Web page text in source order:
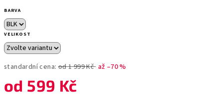
BARVA
VELIKOST
standardní cena: od 1 999 Kč až –70 %
od 599 Kč